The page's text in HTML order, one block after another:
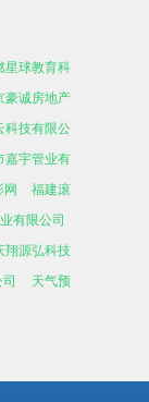
星球教育科
豪诚房地产
科技有限公
嘉宇管业有
网
福建滚
有限公司
翔源弘科技
天气预